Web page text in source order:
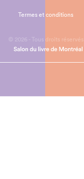
© 2026 - Tous droits réservés
Termes et conditions